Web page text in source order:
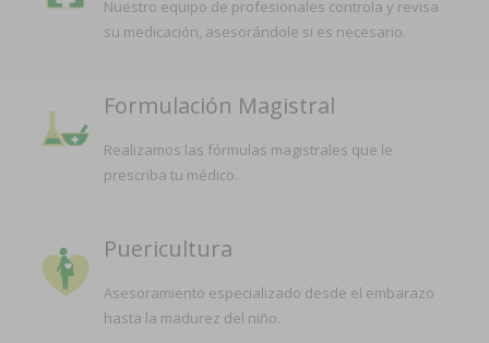
Nuestro equipo de profesionales controla y revisa
su medicación, asesorándole si es necesario.
Formulación Magistral
Realizamos las fórmulas magistrales que le
prescriba tu médico.
Puericultura
Asesoramiento especializado desde el embarazo
hasta la madurez del niño.